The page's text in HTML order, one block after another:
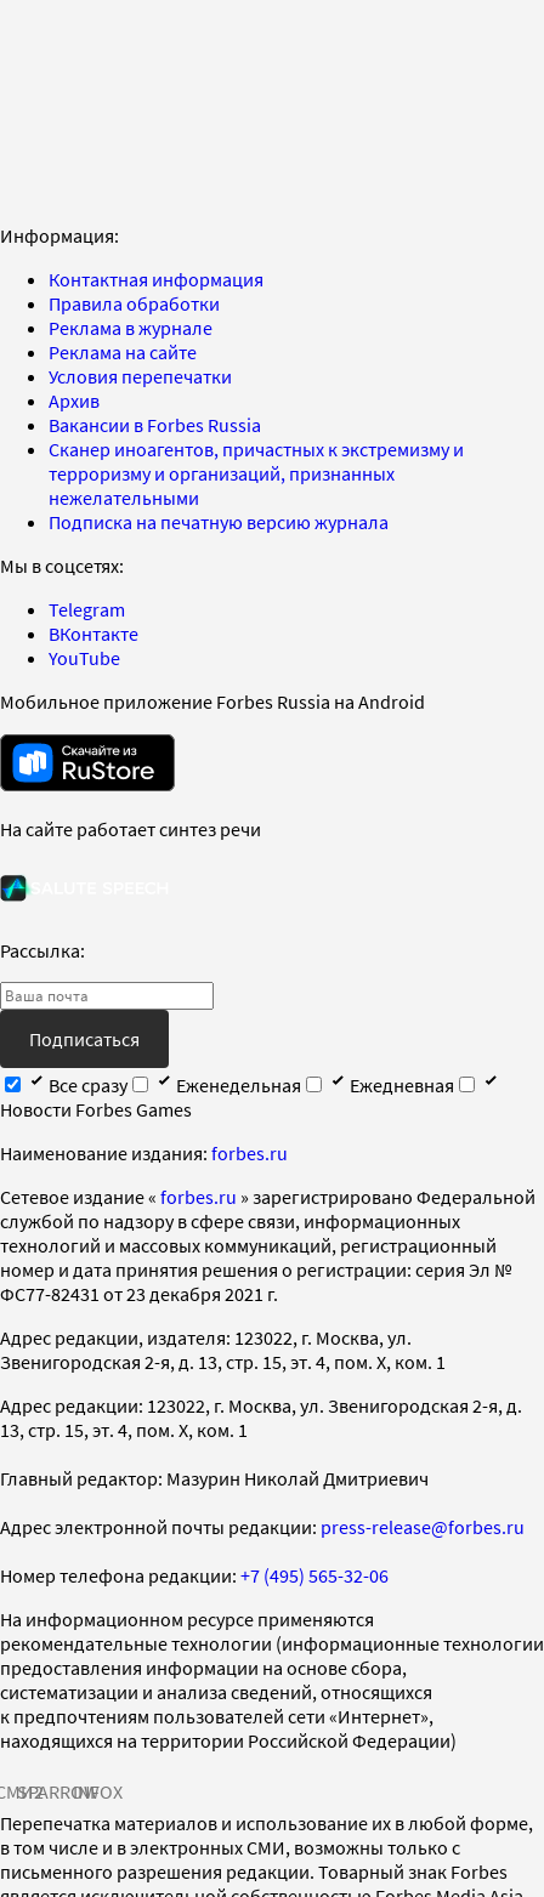
Информация:
Контактная информация
Правила обработки
Реклама в журнале
Реклама на сайте
Условия перепечатки
Архив
Вакансии в Forbes Russia
Сканер иноагентов, причастных к экстремизму и
терроризму и организаций, признанных
нежелательными
Подписка на печатную версию журнала
Мы в соцсетях:
Telegram
ВКонтакте
YouTube
Мобильное приложение Forbes Russia на Android
На сайте работает синтез речи
Рассылка:
Подписаться
Все сразу
Еженедельная
Ежедневная
Новости Forbes Games
Наименование издания: forbes.ru
Cетевое издание « forbes.ru » зарегистрировано Федеральной
службой по надзору в сфере связи, информационных
технологий и массовых коммуникаций, регистрационный
номер и дата принятия решения о регистрации: серия Эл №
ФС77-82431 от 23 декабря 2021 г.
Адрес редакции, издателя: 123022, г. Москва, ул.
Звенигородская 2-я, д. 13, стр. 15, эт. 4, пом. X, ком. 1
Адрес редакции: 123022, г. Москва, ул. Звенигородская 2-я, д.
13, стр. 15, эт. 4, пом. X, ком. 1
Главный редактор: Мазурин Николай Дмитриевич
Адрес электронной почты редакции: press-release@forbes.ru
Номер телефона редакции: +7 (495) 565-32-06
На информационном ресурсе применяются
рекомендательные технологии (информационные технологии
предоставления информации на основе сбора,
систематизации и анализа сведений, относящихся
к предпочтениям пользователей сети «Интернет»,
находящихся на территории Российской Федерации)
SPARROWINFOX
Перепечатка материалов и использование их в любой форме,
в том числе и в электронных СМИ, возможны только с
письменного разрешения редакции. Товарный знак Forbes